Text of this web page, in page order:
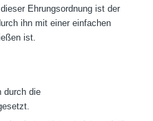
Ehrungsordnung ist der
ihn mit einer einfachen
ist.
durch die